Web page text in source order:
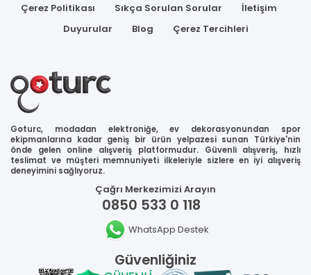
Çerez Politikası
Sıkça Sorulan Sorular
İletişim
Duyurular
Blog Çerez Tercihleri
Goturc, modadan elektroniğe, ev dekorasyonundan spor
ekipmanlarına kadar geniş bir ürün yelpazesi sunan Türkiye'nin
önde gelen online alışveriş platformudur. Güvenli alışveriş, hızlı
teslimat ve müşteri memnuniyeti ilkeleriyle sizlere en iyi alışveriş
deneyimini sağlıyoruz.
Çağrı Merkezimizi Arayın
0850 533 0 118
WhatsApp Destek
Güvenliğiniz